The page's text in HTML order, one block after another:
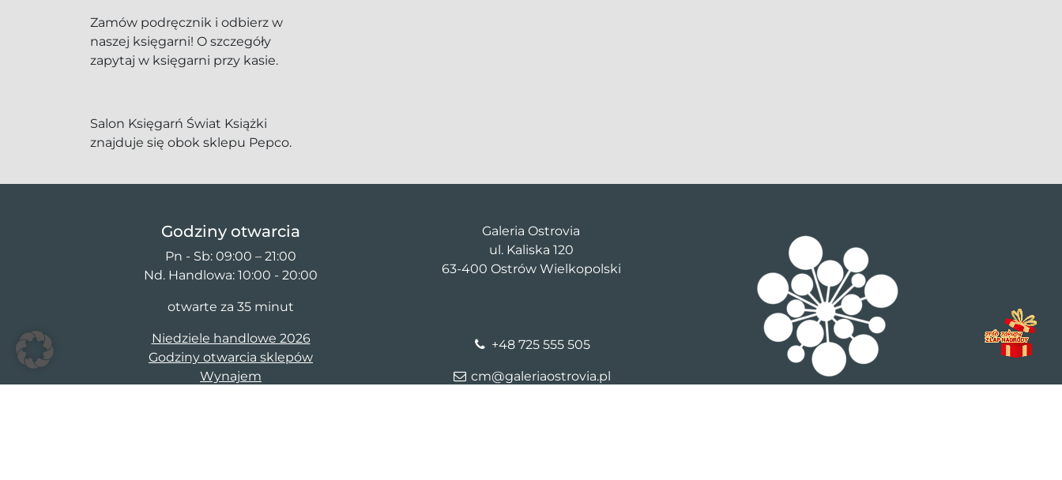
Zamów podręcznik i odbierz w
naszej księgarni! O szczegóły
zapytaj w księgarni przy kasie.
Salon Księgarń Świat Książki
znajduje się obok sklepu Pepco.
Godziny otwarcia
Pn - Sb: 09:00 – 21:00
Nd. Handlowa: 10:00 - 20:00
otwarte za 35 minut
Niedziele handlowe 2026
Godziny otwarcia sklepów
Wynajem
Galeria Ostrovia
ul. Kaliska 120
63-400 Ostrów Wielkopolski
+48 725 555 505
cm@galeriaostrovia.pl